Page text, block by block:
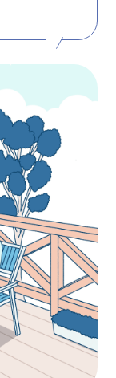
ウント登録